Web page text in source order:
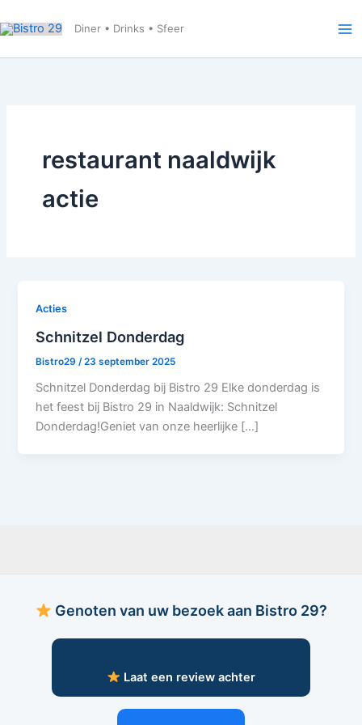
naar
Diner • Drinks • Sfeer
restaurant naaldwijk
actie
Acties
Schnitzel Donderdag
Bistro29 /23 september 2025
Schnitzel Donderdag bij Bistro 29 Elke donderdag is
het feest bij Bistro 29 in Naaldwijk: Schnitzel
Donderdag!Geniet van onze heerlijke […]
Genoten van uw bezoek aan Bistro 29?
Laat een review achter